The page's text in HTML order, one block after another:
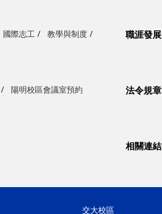
國際志工
教學與制度
職涯發展
陽明校區會議室預約 法令規章
相關連結
交大校區